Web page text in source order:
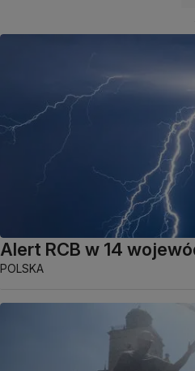
Alert RCB w 14
POLSKA